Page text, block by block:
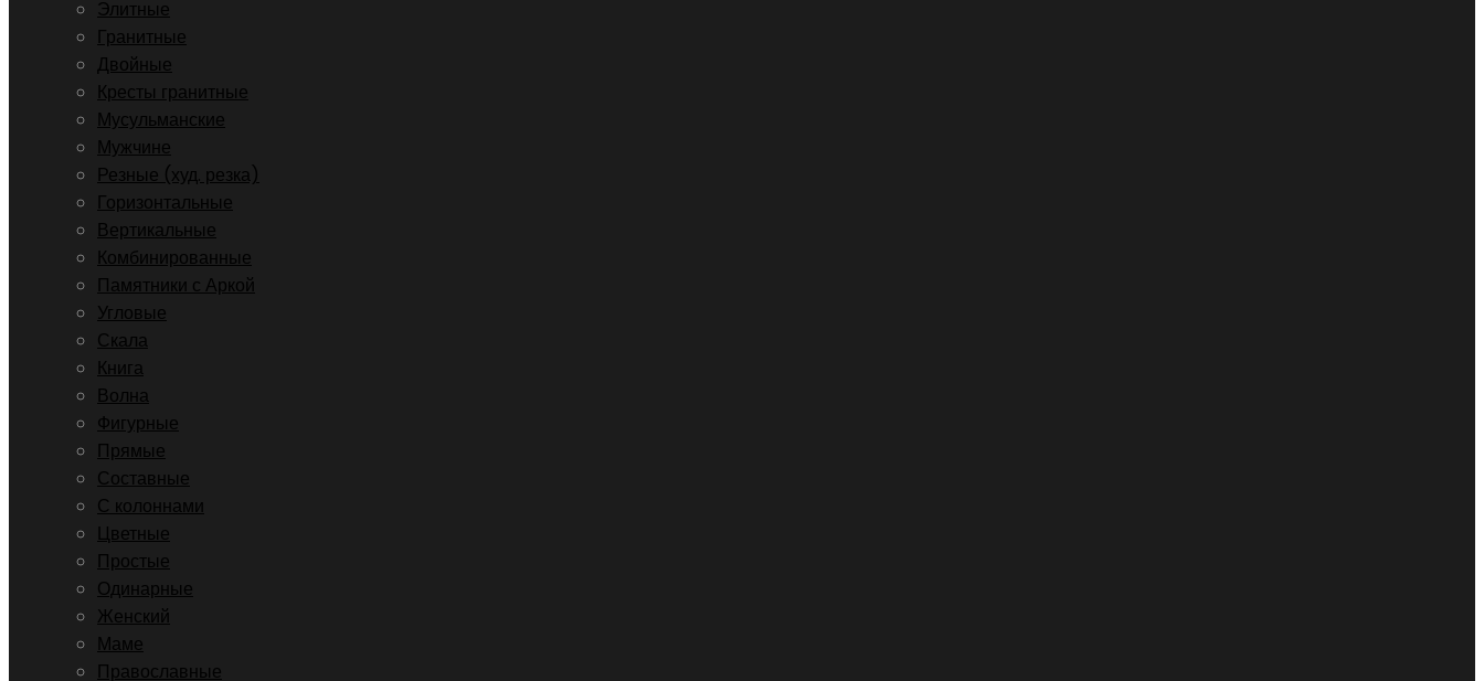
Элитные
Гранитные
Двойные
Кресты гранитные
Мусульманские
Мужчине
Резные (худ. резка)
Горизонтальные
Вертикальные
Комбинированные
Памятники с Аркой
Угловые
Скала
Книга
Волна
Фигурные
Прямые
Составные
С колоннами
Цветные
Простые
Одинарные
Женский
Маме
Православные